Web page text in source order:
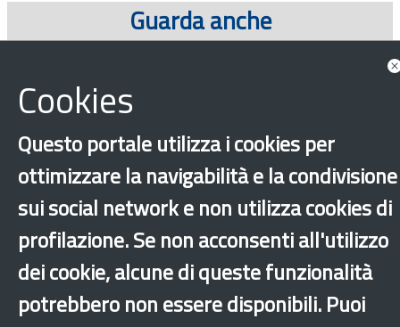
Guarda anche
›×
Cookies
Questo portale utilizza i cookies per
ottimizzare la navigabilità e la condivisione
sui social network e non utilizza cookies di
profilazione. Se non acconsenti all'utilizzo
dei cookie, alcune di queste funzionalità
potrebbero non essere disponibili. Puoi